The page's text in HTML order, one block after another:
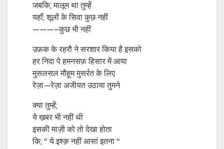
जबकि; मालूम था तुम्हें
यहाँ; शूलों के सिवा कुछ नहीं
———–कुछ भी नहीं
उफ़क के रहरौ ने सरशार किया है इसको
हर निदा पे हमनसफ़ हिसार में आया
मुसलसल मौहूम मुसर्रत के लिए
रेज़ा—रेज़ा अजीयत उठाया तुमने
क्या तुम्हें;
ये ख़बर भी नहीं थी
इसकी माज़ी को तो देखा होता
कि; “ ये इश्क़ नहीं आसां इतना “